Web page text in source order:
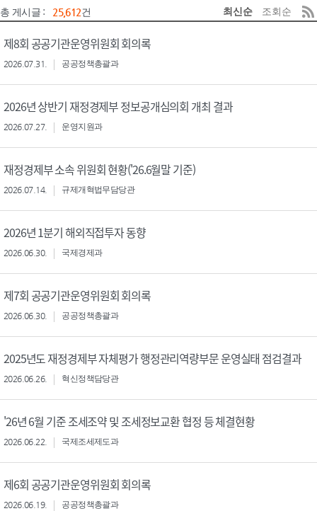
총 게시글 : 25,612건 최신순 조회순
제8회 공공기관운영위원회 회의록
2026.07.31. 공공정책총괄과
2026년 상반기 재정경제부 정보공개심의회 개최 결과
2026.07.27. 운영지원과
재정경제부 소속 위원회 현황('26.6월말 기준)
2026.07.14. 규제개혁법무담당관
2026년 1분기 해외직접투자 동향
2026.06.30. 국제경제과
제7회 공공기관운영위원회 회의록
2026.06.30. 공공정책총괄과
2025년도 재정경제부 자체평가 행정관리역량부문 운영실태 점검결과
2026.06.26. 혁신정책담당관
'26년 6월 기준 조세조약 및 조세정보교환 협정 등 체결현황
2026.06.22. 국제조세제도과
제6회 공공기관운영위원회 회의록
2026.06.19. 공공정책총괄과